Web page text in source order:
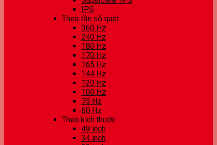
IPS
Theo tần số quét
360 Hz
240 Hz
180 Hz
170 Hz
165 Hz
144 Hz
120 Hz
100 Hz
75 Hz
60 Hz
Theo kích thước
49 inch
34 inch